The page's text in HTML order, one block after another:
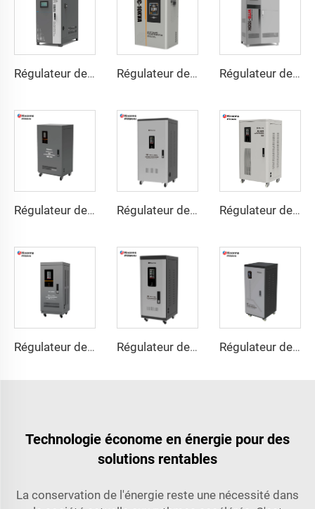
Régulateur de Tension Triphasé à Moteur Servo WTA Série Régulateur de tension à moteur servo Série UVC Régulateur de Tension à Moteur Servo Triphasé Série WTB
Régulateur de Tension à Moteur Servo Triphasé Série TNSB-U Régulateur de Tension à Moteur Servo Triphasé Série TNSB-A Régulateur de Tension à Moteur Servo Triphasé Série TNSB
Régulateur de Tension à Moteur Servo Triphasé Série TNS-U Régulateur de Tension à Moteur Servo Triphasé Série TNS-C Régulateur de Tension de Type Moteur Servo Série TND-A
Technologie économe en énergie pour des
solutions rentables
La conservation de l'énergie reste une nécessité dans